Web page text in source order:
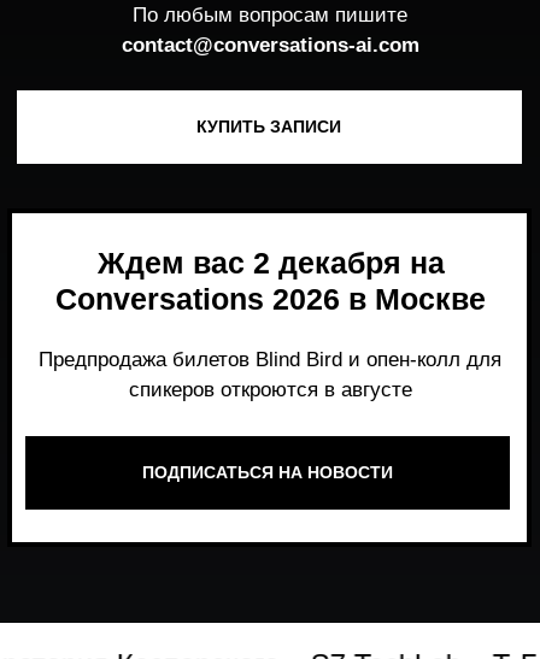
Ждем вас 2 декабря на
Conversations 2026 в Москве
ПОДПИСАТЬСЯ НА НОВОСТИ
Место, где можно получить честный,
работает и формирует рынок генеративного